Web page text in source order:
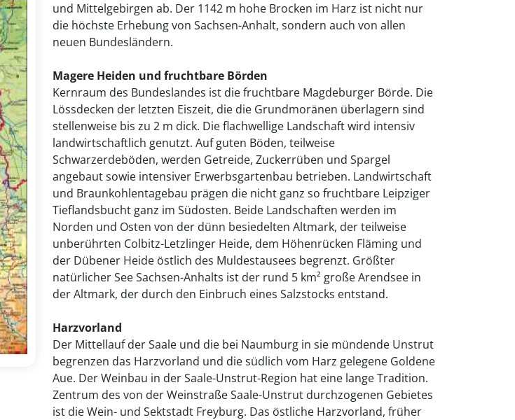
und Mittelgebirgen ab. Der 1142 m hohe Brocken im Harz ist nicht nur
die höchste Erhebung von Sachsen-Anhalt, sondern auch von allen
neuen Bundesländern.
Magere Heiden und fruchtbare Börden
Kernraum des Bundeslandes ist die fruchtbare Magdeburger Börde. Die
Lössdecken der letzten Eiszeit, die die Grundmoränen überlagern sind
stellenweise bis zu 2 m dick. Die flachwellige Landschaft wird intensiv
landwirtschaftlich genutzt. Auf guten Böden, teilweise
Schwarzerdeböden, werden Getreide, Zuckerrüben und Spargel
angebaut sowie intensiver Erwerbsgartenbau betrieben. Landwirtschaft
und Braunkohlentagebau prägen die nicht ganz so fruchtbare Leipziger
Tieflandsbucht ganz im Südosten. Beide Landschaften werden im
Norden und Osten von der dünn besiedelten Altmark, der teilweise
unberührten Colbitz-Letzlinger Heide, dem Höhenrücken Fläming und
der Dübener Heide östlich des Muldestausees begrenzt. Größter
natürlicher See Sachsen-Anhalts ist der rund 5 km² große Arendsee in
der Altmark, der durch den Einbruch eines Salzstocks entstand.
Harzvorland
Der Mittellauf der Saale und die bei Naumburg in sie mündende Unstrut
begrenzen das Harzvorland und die südlich vom Harz gelegene Goldene
Aue. Der Weinbau in der Saale-Unstrut-Region hat eine lange Tradition.
Zentrum des von der Weinstraße Saale-Unstrut durchzogenen Gebietes
ist die Wein- und Sektstadt Freyburg. Das östliche Harzvorland, früher